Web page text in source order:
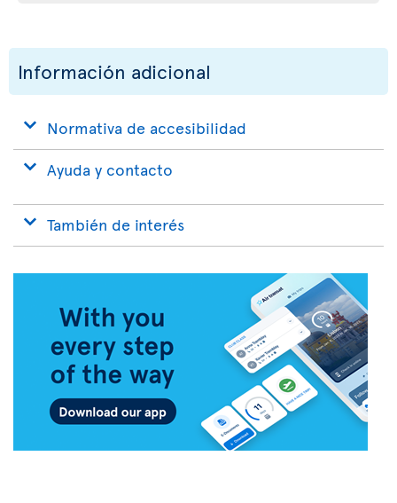
Información adicional
Normativa de accesibilidad
Ayuda y contacto
También de interés